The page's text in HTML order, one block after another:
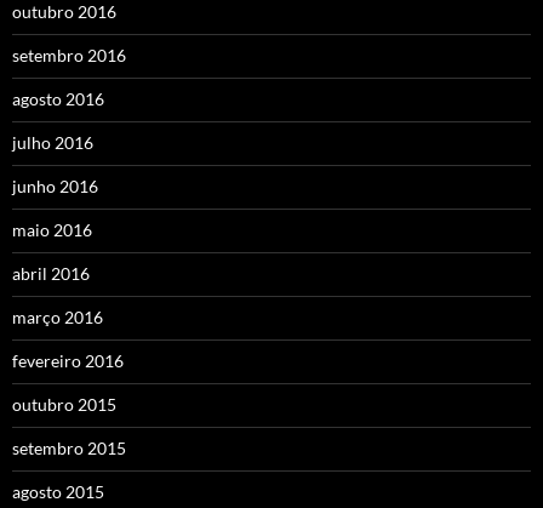
outubro 2016
setembro 2016
agosto 2016
julho 2016
junho 2016
maio 2016
abril 2016
março 2016
fevereiro 2016
outubro 2015
setembro 2015
agosto 2015